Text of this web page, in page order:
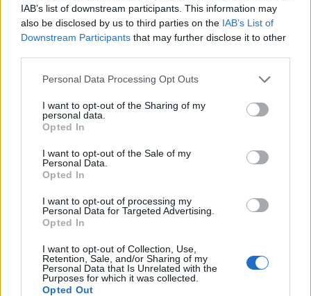
IAB’s list of downstream participants. This information may
also be disclosed by us to third parties on the IAB’s List of
Downstream Participants that may further disclose it to other
Personal Data Processing Opt Outs
I want to opt-out of the Sharing of my
personal data.
Opted In
I want to opt-out of the Sale of my
Personal Data.
Opted In
I want to opt-out of processing my
Personal Data for Targeted Advertising.
Opted In
I want to opt-out of Collection, Use,
Retention, Sale, and/or Sharing of my
Personal Data that Is Unrelated with the
Purposes for which it was collected.
Opted Out